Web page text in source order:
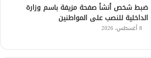
ضبط شخص أنشأ صفحة مزيفة باسم وزارة
الداخلية للنصب على المواطنين
8 أغسطس، 2026